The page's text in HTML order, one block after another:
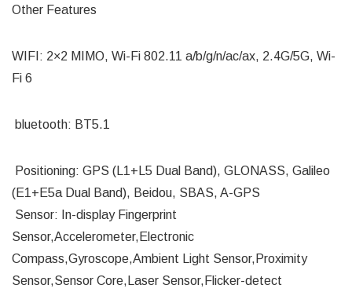
Other Features
WIFI: 2×2 MIMO, Wi-Fi 802.11 a/b/g/n/ac/ax, 2.4G/5G, Wi-
Fi 6
bluetooth: BT5.1
Positioning: GPS (L1+L5 Dual Band), GLONASS, Galileo
(E1+E5a Dual Band), Beidou, SBAS, A-GPS
Sensor: In-display Fingerprint
Sensor,Accelerometer,Electronic
Compass,Gyroscope,Ambient Light Sensor,Proximity
Sensor,Sensor Core,Laser Sensor,Flicker-detect